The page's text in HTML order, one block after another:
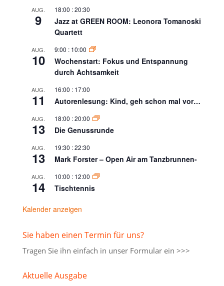
AUG.
9
18:00 :20:30
Jazz at GREEN ROOM: Leonora Tomanoski
Quartett
AUG.
10
9:00 : 10:00
Wochenstart: Fokus und Entspannung
durch Achtsamkeit
AUG.
11
16:00 : 17:00
Autorenlesung: Kind, geh schon mal vor…
AUG.
13
18:00 :20:00
Die Genussrunde
AUG.
13
19:30 :22:30
Mark Forster – Open Air am Tanzbrunnen-
AUG.
14
10:00 : 12:00
Tischtennis
Kalender anzeigen
Sie haben einen Termin für uns?
Tragen Sie ihn einfach in unser Formular ein >>>
Aktuelle Ausgabe